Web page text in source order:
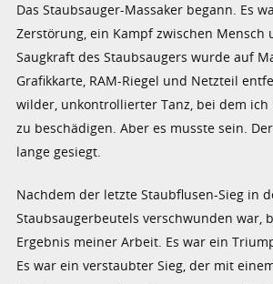
Das Staubsauger-Massaker begann. Es
Zerstörung, ein Kampf zwischen Mensch
Saugkraft des Staubsaugers wurde auf
Grafikkarte, RAM-Riegel und Netzteil
wilder, unkontrollierter Tanz, bei dem ich
zu beschädigen. Aber es musste sein.
lange gesiegt.
Nachdem der letzte Staubflusen-Sieg in
Staubsaugerbeutels verschwunden war,
Ergebnis meiner Arbeit. Es war ein
Es war ein verstaubter Sieg, der mit